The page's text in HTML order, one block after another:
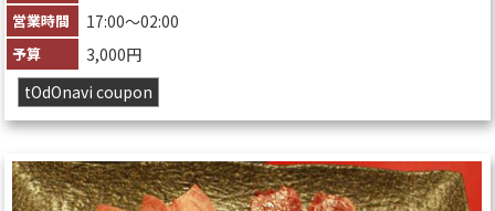
営業時間 17:00～02:00
予算
3,000円
tOdOnavi coupon